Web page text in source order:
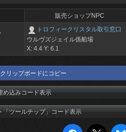
販売ショップNPC
トロフィークリスタル取引窓口
ウルヴズジェイル係船場
X: 4.4 Y: 6.1
リップボードにコピー
め込みコード表示
「ツールチップ」コード表示